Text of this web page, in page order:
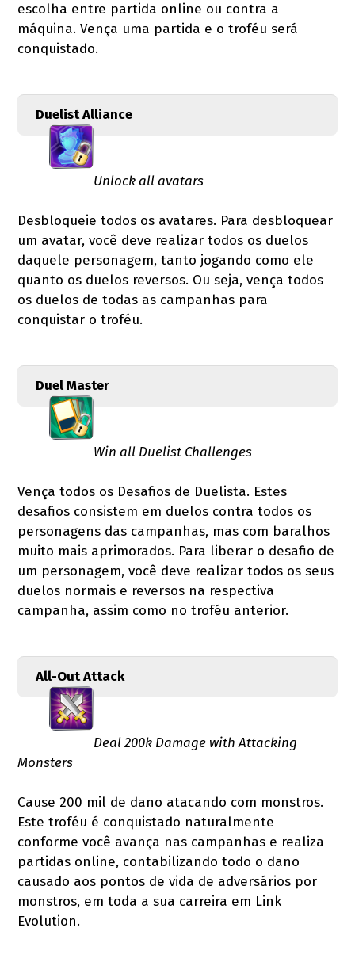
escolha entre partida online ou contra a
máquina. Vença uma partida e o troféu será
conquistado.
Duelist Alliance
Unlock all avatars
Desbloqueie todos os avatares. Para desbloquear
um avatar, você deve realizar todos os duelos
daquele personagem, tanto jogando como ele
quanto os duelos reversos. Ou seja, vença todos
os duelos de todas as campanhas para
conquistar o troféu.
Duel Master
Win all Duelist Challenges
Vença todos os Desafios de Duelista. Estes
desafios consistem em duelos contra todos os
personagens das campanhas, mas com baralhos
muito mais aprimorados. Para liberar o desafio de
um personagem, você deve realizar todos os seus
duelos normais e reversos na respectiva
campanha, assim como no troféu anterior.
All-Out Attack
Deal 200k Damage with Attacking
Monsters
Cause 200 mil de dano atacando com monstros.
Este troféu é conquistado naturalmente
conforme você avança nas campanhas e realiza
partidas online, contabilizando todo o dano
causado aos pontos de vida de adversários por
monstros, em toda a sua carreira em Link
Evolution.